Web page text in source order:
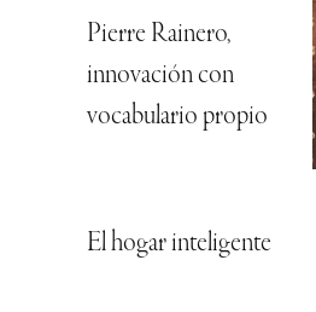
Pierre Rainero,
innovación con
vocabulario propio
El hogar inteligente